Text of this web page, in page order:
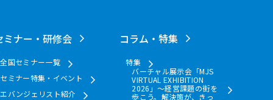
ミナー・研修会
全国セミナー一覧
セミナー特集・イベント
エバンジェリスト紹介
コラム・特集
特集
バーチャル展示会「MJS
VIRTUAL EXHIBITION
2026」～経営課題の街を
歩こう。解決策が、きっ